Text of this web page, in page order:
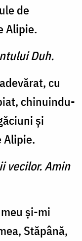
de
Alipie.
Duh.
cu
chinuindu-
şi
Alipie.
vecilor. Amin
şi-mi
Stăpână,